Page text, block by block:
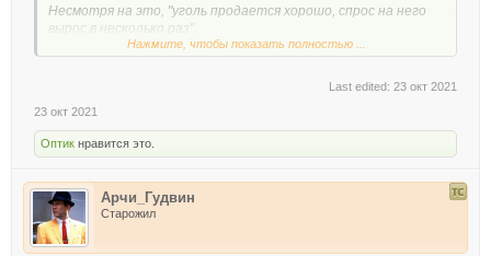
Несмотря на это, "уголь продается хорошо, спрос на него
вырос в несколько раз".
"Мы даже не успеваем его фасовать. Люди раскупают его
60 тонн угля. В прошлом году таких продаж однозначно не
Она отметила, что продажи угля в этом году выросли
втрое.
На фоне новостей о неминуемом росте цен на голубое
способы отопления. Те же, у кого нет печей на твердом
топливе, вступают в зиму с нескрываемой тревогой.
Нажмите, чтобы показать полностью ...
Last edited: 23 окт 2021
23 окт 2021
Оптик нравится это.
Арчи_Гудвин
Старожил